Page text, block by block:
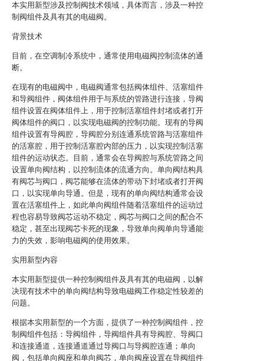
本实用新型涉及控制阀技术领域，具体而言，涉及一种控
制阀组件及具有其的电磁阀。
背景技术
目前，在空调制冷系统中，通常使用电磁阀控制流体的通
断。
在现有的电磁阀中，电磁阀通常包括阀体组件、活塞组件
和导阀组件，阀体组件用于与系统的管路进行连接，导阀
组件设置在阀体组件上，用于控制活塞组件封堵或者打开
阀体组件的阀口，以实现电磁阀的控制功能。现有的导阀
组件设置有导阀腔，导阀腔分别连通系统管路与活塞组件
的活塞腔，用于控制活塞腔内部的压力，以实现控制活塞
组件的运动状态。目前，通常会在导阀腔与系统管路之间
设置单向阀结构，以控制流体的流通方向。单向阀结构具
有阀芯与阀口，阀芯能够在流体的带动下封堵或者打开阀
口，以实现单向导通。但是，现有的单向阀结构通常会设
置在活塞组件上，如此单向阀组件随着活塞组件的运动过
程也容易导致阀芯运动不稳定，阀芯与阀口之间的配合不
稳定，甚至出现阀芯卡死的现象，导致单向阀单向导通能
力的失效，影响电磁阀的使用效果。
实用新型内容
本实用新型提供一种控制阀组件及具有其的电磁阀，以解
决现有技术中的单向阀结构导致电磁阀工作稳定性较差的
问题。
根据本实用新型的一个方面，提供了一种控制阀组件，控
制阀组件包括：导阀组件，导阀组件具有导阀腔、导阀口
和连接通道，连接通道通过导阀口与导阀腔连通；单向
阀，包括单向阀座和单向阀芯，单向阀座设置在导阀组件